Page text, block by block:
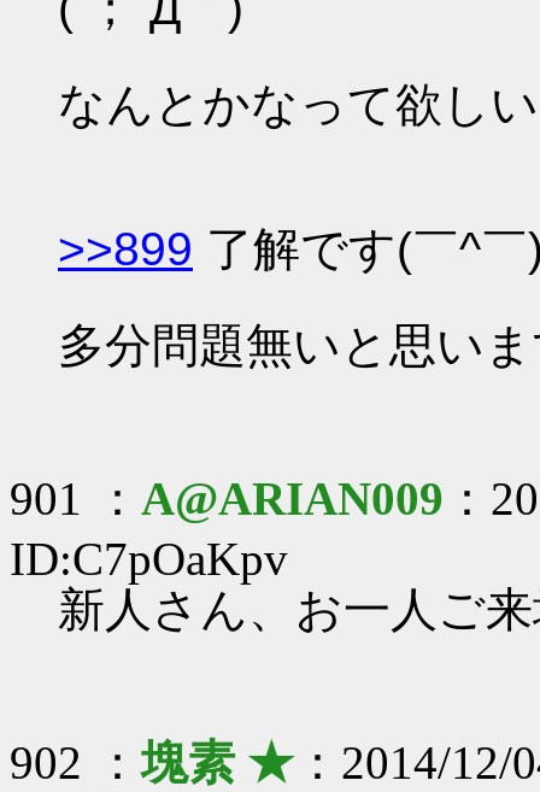
なんとかなって欲し
>>899 了解です(￣^￣
多分問題無いと思い
901 ： A@ARIAN009 ：
ID:C7pOaKpv
新人さん、お一人ご
902 ：塊素 ★：2014/12/